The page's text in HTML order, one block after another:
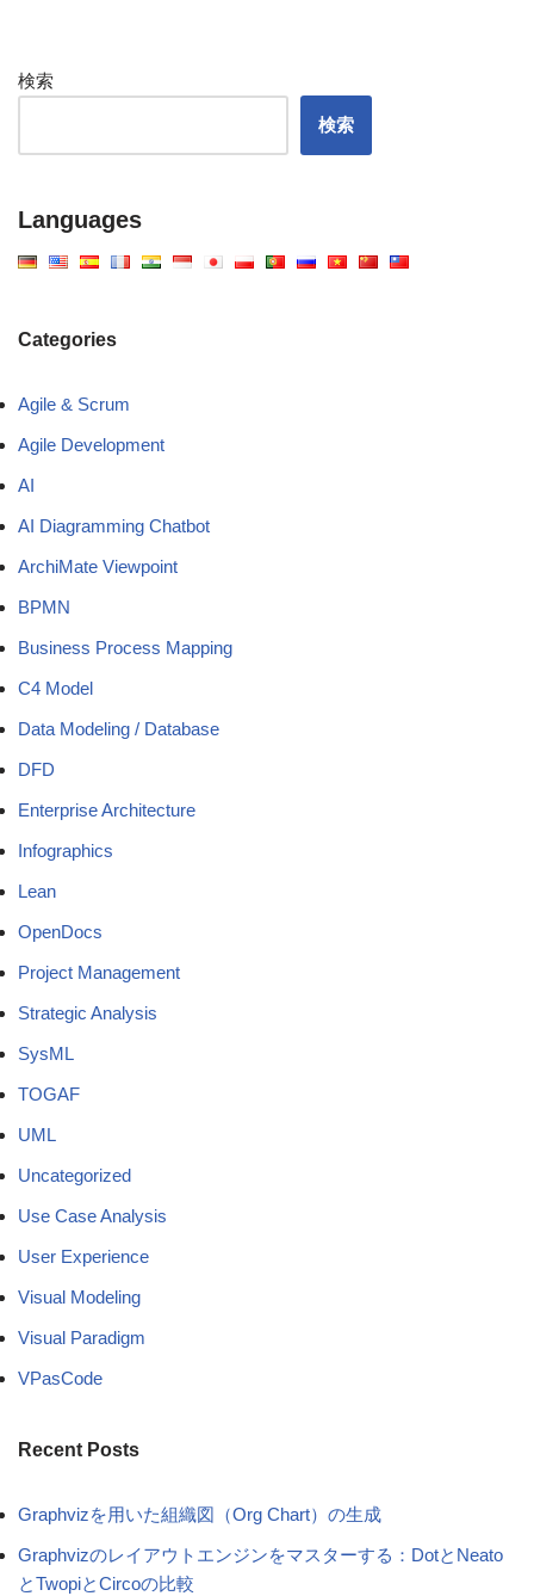
検索
検索
Languages
Categories
Agile & Scrum
Agile Development
AI
AI Diagramming Chatbot
ArchiMate Viewpoint
BPMN
Business Process Mapping
C4 Model
Data Modeling / Database
DFD
Enterprise Architecture
Infographics
Lean
OpenDocs
Project Management
Strategic Analysis
SysML
TOGAF
UML
Uncategorized
Use Case Analysis
User Experience
Visual Modeling
Visual Paradigm
VPasCode
Recent Posts
Graphvizを用いた組織図（Org Chart）の生成
Graphvizのレイアウトエンジンをマスターする：DotとNeato
とTwopiとCircoの比較